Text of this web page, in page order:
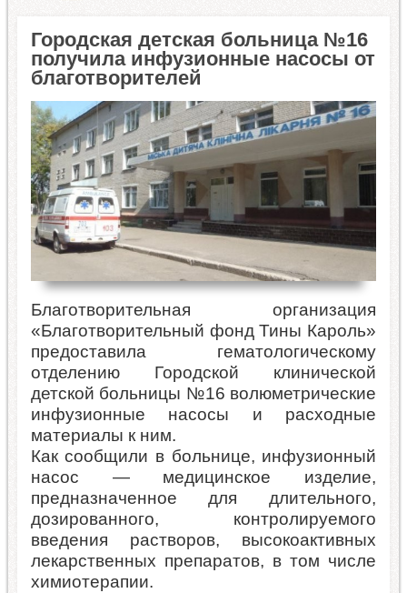
Городская детская больница №16
получила инфузионные насосы от
благотворителей
Благотворительная организация
«Благотворительный фонд Тины Кароль»
предоставила гематологическому
отделению Городской клинической
детской больницы №16 волюметрические
инфузионные насосы и расходные
материалы к ним.
Как сообщили в больнице, инфузионный
насос — медицинское изделие,
предназначенное для длительного,
дозированного, контролируемого
введения растворов, высокоактивных
лекарственных препаратов, в том числе
химиотерапии.